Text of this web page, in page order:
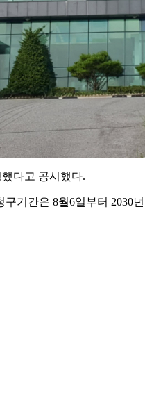
다고 공시했다.
기간은 8월6일부터 2030